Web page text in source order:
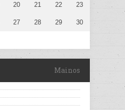
20 21 22 23
27 28 29 30
Mainos